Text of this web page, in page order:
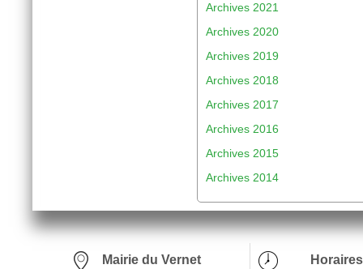
Archives 2021
Archives 2020
Archives 2019
Archives 2018
Archives 2017
Archives 2016
Archives 2015
Archives 2014
Mairie du Vernet